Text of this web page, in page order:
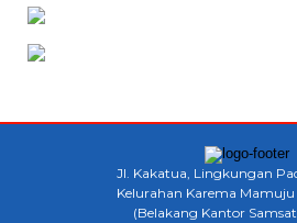
Jl. Kakatua, Lingkungan
Kelurahan Karema
(Belakang Kantor